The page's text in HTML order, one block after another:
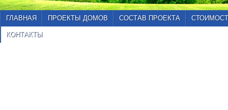
ГЛАВНАЯ ПРОЕКТЫ ДОМОВ СОСТАВ ПРОЕКТА
КОНТАКТЫ